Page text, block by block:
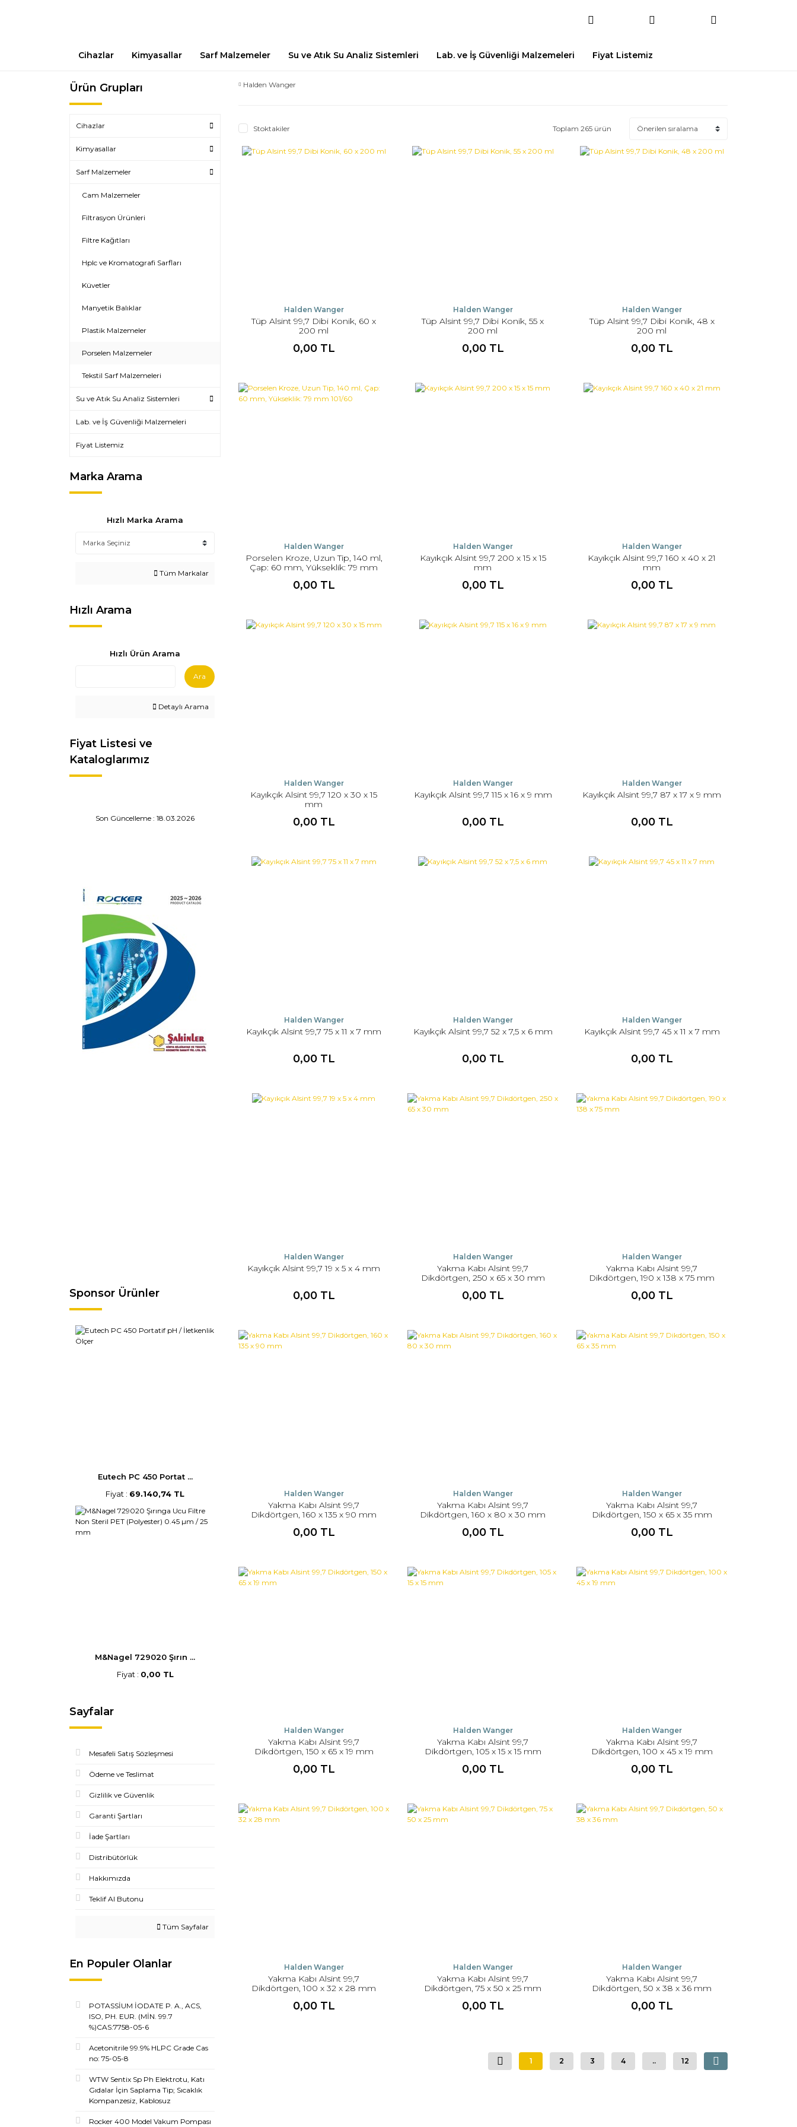
Cihazlar Kimyasallar Sarf Malzemeler Su ve Atık Su Analiz Sistemleri Lab. ve İş Güvenliği Malzemeleri Fiyat Listemiz
Ürün Grupları
Cihazlar
Kimyasallar
Sarf Malzemeler
Cam Malzemeler
Filtrasyon Ürünleri
Filtre Kağıtları
Hplc ve Kromatografi Sarfları
Küvetler
Manyetik Balıklar
Plastik Malzemeler
Porselen Malzemeler
Tekstil Sarf Malzemeleri
Su ve Atık Su Analiz Sistemleri
Lab. ve İş Güvenliği Malzemeleri
Fiyat Listemiz
Marka Arama
Hızlı Marka Arama
Tüm Markalar
Hızlı Arama
Hızlı Ürün Arama
Ara
Detaylı Arama
Fiyat Listesi ve
Kataloglarımız
Son Güncelleme : 18.03.2026
Sponsor Ürünler
Eutech PC 450 Portat ...
Fiyat : 69.140,74 TL
M&Nagel 729020 Şırın ...
Fiyat : 0,00 TL
Sayfalar
Mesafeli Satış Sözleşmesi
Ödeme ve Teslimat
Gizlilik ve Güvenlik
Garanti Şartları
İade Şartları
Distribütörlük
Hakkımızda
Teklif Al Butonu
Tüm Sayfalar
En Populer Olanlar
POTASSİUM İODATE P. A., ACS,
ISO, PH. EUR. (MİN. 99.7
%)CAS:7758-05-6
Acetonitrile 99.9% HLPC Grade Cas
no: 75-05-8
WTW Sentix Sp Ph Elektrotu, Katı
Gıdalar İçin Saplama Tip; Sıcaklık
Kompanzesiz, Kablosuz
Rocker 400 Model Vakum Pompası
Halden Wanger
Stoktakiler Toplam 265 ürün
Halden Wanger
Tüp Alsint 99,7 Dibi Konik, 60 x
200 ml
0,00 TL
Halden Wanger
Tüp Alsint 99,7 Dibi Konik, 55 x
200 ml
0,00 TL
Halden Wanger
Tüp Alsint 99,7 Dibi Konik, 48 x
200 ml
0,00 TL
Halden Wanger
Porselen Kroze, Uzun Tip, 140 ml,
Çap: 60 mm, Yükseklik: 79 mm
0,00 TL
Halden Wanger
Kayıkçık Alsint 99,7 200 x 15 x 15
mm
0,00 TL
Halden Wanger
Kayıkçık Alsint 99,7 160 x 40 x 21
mm
0,00 TL
Halden Wanger
Kayıkçık Alsint 99,7 120 x 30 x 15
mm
0,00 TL
Halden Wanger
Kayıkçık Alsint 99,7 115 x 16 x 9 mm
0,00 TL
Halden Wanger
Kayıkçık Alsint 99,7 87 x 17 x 9 mm
0,00 TL
Halden Wanger
Kayıkçık Alsint 99,7 75 x 11 x 7 mm
0,00 TL
Halden Wanger
Kayıkçık Alsint 99,7 52 x 7,5 x 6 mm
0,00 TL
Halden Wanger
Kayıkçık Alsint 99,7 45 x 11 x 7 mm
0,00 TL
Halden Wanger
Kayıkçık Alsint 99,7 19 x 5 x 4 mm
0,00 TL
Halden Wanger
Yakma Kabı Alsint 99,7
Dikdörtgen, 250 x 65 x 30 mm
0,00 TL
Halden Wanger
Yakma Kabı Alsint 99,7
Dikdörtgen, 190 x 138 x 75 mm
0,00 TL
Halden Wanger
Yakma Kabı Alsint 99,7
Dikdörtgen, 160 x 135 x 90 mm
0,00 TL
Halden Wanger
Yakma Kabı Alsint 99,7
Dikdörtgen, 160 x 80 x 30 mm
0,00 TL
Halden Wanger
Yakma Kabı Alsint 99,7
Dikdörtgen, 150 x 65 x 35 mm
0,00 TL
Halden Wanger
Yakma Kabı Alsint 99,7
Dikdörtgen, 150 x 65 x 19 mm
0,00 TL
Halden Wanger
Yakma Kabı Alsint 99,7
Dikdörtgen, 105 x 15 x 15 mm
0,00 TL
Halden Wanger
Yakma Kabı Alsint 99,7
Dikdörtgen, 100 x 45 x 19 mm
0,00 TL
Halden Wanger
Yakma Kabı Alsint 99,7
Dikdörtgen, 100 x 32 x 28 mm
0,00 TL
Halden Wanger
Yakma Kabı Alsint 99,7
Dikdörtgen, 75 x 50 x 25 mm
0,00 TL
Halden Wanger
Yakma Kabı Alsint 99,7
Dikdörtgen, 50 x 38 x 36 mm
0,00 TL
1 2 3 4 .. 12